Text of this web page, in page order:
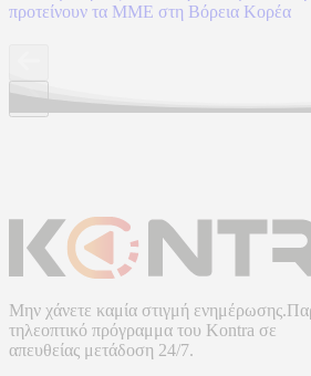
προτείνουν τα ΜΜΕ στη Βόρεια Κορέα
Μην χάνετε καμία στιγμή
τηλεοπτικό πρόγραμμα του Kontra σε
απευθείας μετάδοση 24/7.